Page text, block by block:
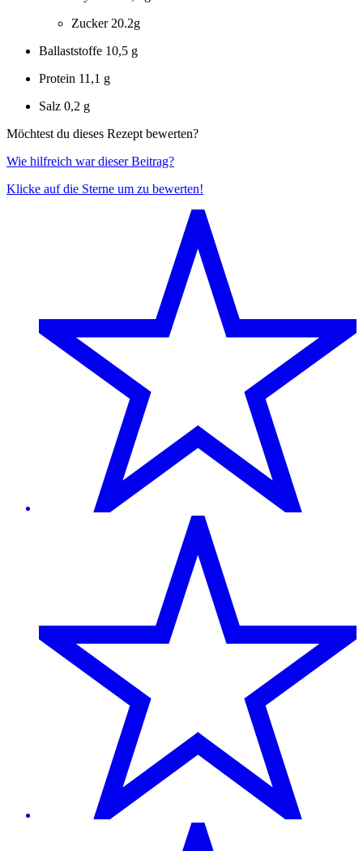
Zucker 20.2g
Ballaststoffe 10,5 g
Protein 11,1 g
Salz 0,2 g
Möchtest du dieses Rezept bewerten?
Wie hilfreich war dieser Beitrag?
Klicke auf die Sterne um zu bewerten!